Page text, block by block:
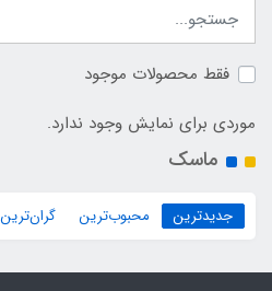
فقط محصولات موجود
موردی برای نمایش وجود ندارد.
ماسک
جدیدترین محبوب‌ترین گران‌ترین